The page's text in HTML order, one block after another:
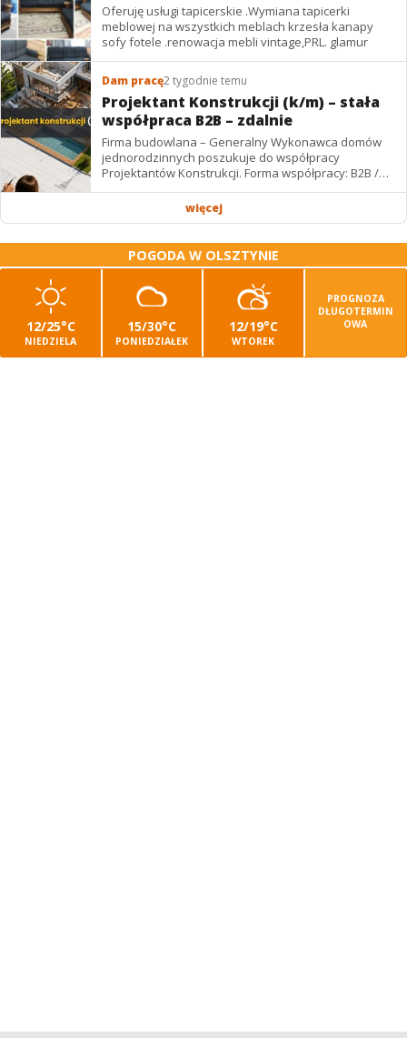
Oferuję usługi tapicerskie .Wymiana tapicerki
meblowej na wszystkich meblach krzesła kanapy
sofy fotele .renowacja mebli vintage,PRL. glamur
Dam pracę2 tygodnie temu
Projektant Konstrukcji (k/m) – stała
współpraca B2B – zdalnie
Firma budowlana – Generalny Wykonawca domów
jednorodzinnych poszukuje do współpracy
Projektantów Konstrukcji. Forma współpracy: B2B /
więcej
POGODA W OLSZTYNIE
12/25°C
NIEDZIELA
15/30°C
PONIEDZIAŁEK
12/19°C
WTOREK
PROGNOZA
DŁUGOTERMIN
OWA